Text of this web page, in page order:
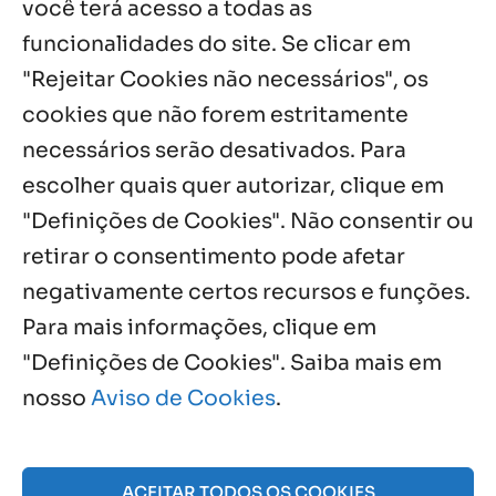
você terá acesso a todas as
funcionalidades do site. Se clicar em
"Rejeitar Cookies não necessários", os
cookies que não forem estritamente
necessários serão desativados. Para
escolher quais quer autorizar, clique em
"Definições de Cookies". Não consentir ou
retirar o consentimento pode afetar
negativamente certos recursos e funções.
Para mais informações, clique em
"Definições de Cookies". Saiba mais em
nosso Aviso de Cookies.
Palavra de Vida (Agosto de 2026)
Notícias por Categoria
Agosto, 2026